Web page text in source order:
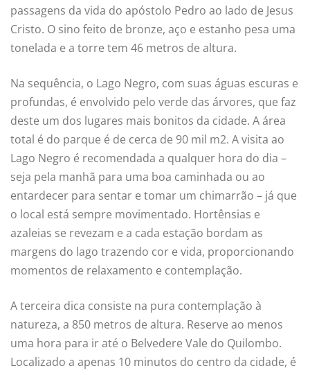
passagens da vida do apóstolo Pedro ao lado de Jesus
Cristo. O sino feito de bronze, aço e estanho pesa uma
tonelada e a torre tem 46 metros de altura.
Na sequência, o Lago Negro, com suas águas escuras e
profundas, é envolvido pelo verde das árvores, que faz
deste um dos lugares mais bonitos da cidade. A área
total é do parque é de cerca de 90 mil m2. A visita ao
Lago Negro é recomendada a qualquer hora do dia –
seja pela manhã para uma boa caminhada ou ao
entardecer para sentar e tomar um chimarrão – já que
o local está sempre movimentado. Hortênsias e
azaleias se revezam e a cada estação bordam as
margens do lago trazendo cor e vida, proporcionando
momentos de relaxamento e contemplação.
A terceira dica consiste na pura contemplação à
natureza, a 850 metros de altura. Reserve ao menos
uma hora para ir até o Belvedere Vale do Quilombo.
Localizado a apenas 10 minutos do centro da cidade, é